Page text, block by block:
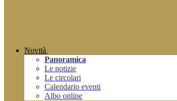
Novità
Panoramica
Le notizie
Le circolari
Calendario eventi
Albo online